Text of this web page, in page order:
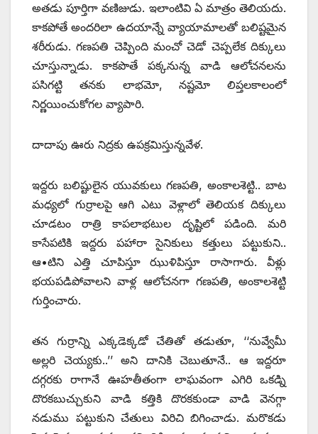
అతడు పూర్తిగా వణిజుడు. ఇలాంటివి ఏ మాత్రం తెలియదు.
కాకపోతే అందరిలా ఉదయాన్నే వ్యాయామాలతో బలిష్టమైన
శరీరుడు. గణపతి చెప్పింది మంచో చెడో చెప్పలేక దిక్కులు
చూస్తున్నాడు. కాకపొతే పక్కనున్న వాడి ఆలోచనలను
పసిగట్టి తనకు లాభమో, నష్టమో లిప్తలకాలంలో
నిర్ణయించుకోగల వ్యాపారి.
దాదాపు ఊరు నిద్రకు ఉపక్రమిస్తున్నవేళ.
ఇద్దరు బలిష్టులైన యువకులు గణపతి, అంకాలశెట్టి.. బాట
మధ్యలో గుర్రాలపై ఆగి ఎటు వెళ్లాలో తెలియక దిక్కులు
చూడటం రాత్రి కాపలాభటుల దృష్టిలో పడింది. మరి
కాసేపటికి ఇద్దరు పహారా సైనికులు కత్తులు పట్టుకుని..
ఆ•టిని ఎత్తి చూపిస్తూ ఝుళిపిస్తూ రాసాగారు. వీళ్లు
భయపడిపోవాలని వాళ్ల ఆలోచనగా గణపతి, అంకాలశెట్టి
గుర్తించారు.
తన గుర్రాన్ని ఎక్కడెక్కడో చేతితో తడుతూ, ‘‘నువ్వేమీ
అల్లరి చెయ్యకు..’’ అని దానికి చెబుతూనే.. ఆ ఇద్దరూ
దగ్గరకు రాగానే ఊహతీతంగా లాఘవంగా ఎగిరి ఒకడ్ని
దొరకబుచ్చుకుని వాడి కత్తికి దొరకకుండా వాడి వెనగ్గా
నడుము పట్టుకుని చేతులు విరిచి బిగించాడు. మరొకడు